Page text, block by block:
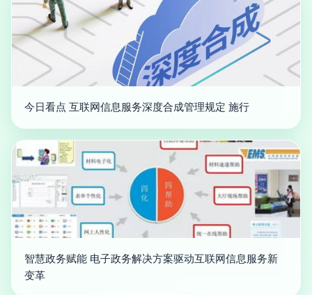
今日看点 互联网信息服务深度合成管理规定 施行
智慧政务赋能 电子政务解决方案驱动互联网信息服务新
变革